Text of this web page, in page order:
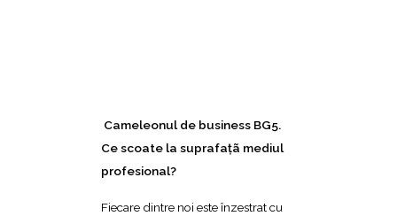
Cameleonul de business BG5.
Ce scoate la suprafaţã mediul
profesional?
Fiecare dintre noi este înzestrat cu